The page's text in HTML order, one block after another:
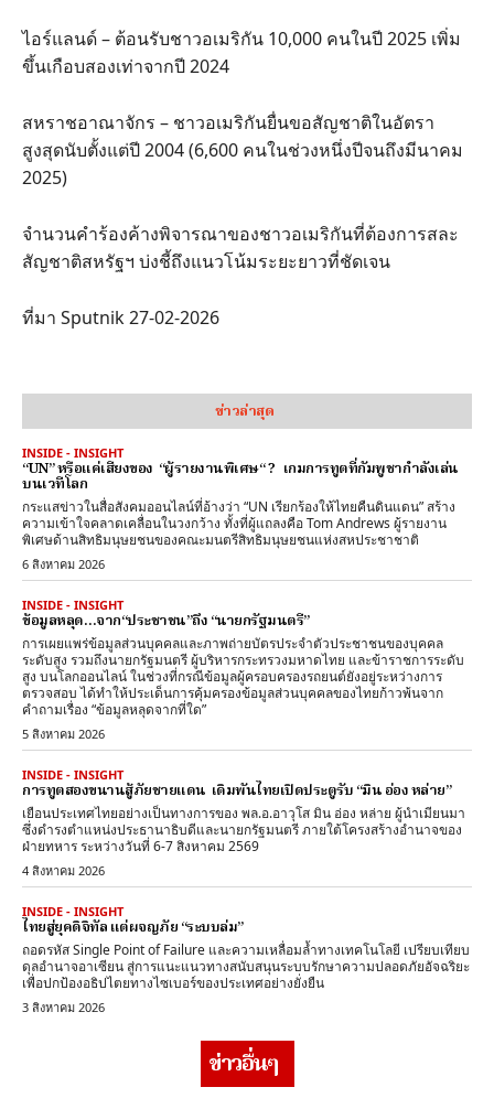
ไอร์แลนด์ – ต้อนรับชาวอเมริกัน 10,000 คนในปี 2025 เพิ่ม
ขึ้นเกือบสองเท่าจากปี 2024
สหราชอาณาจักร – ชาวอเมริกันยื่นขอสัญชาติในอัตรา
สูงสุดนับตั้งแต่ปี 2004 (6,600 คนในช่วงหนึ่งปีจนถึงมีนาคม
2025)
จำนวนคำร้องค้างพิจารณาของชาวอเมริกันที่ต้องการสละ
สัญชาติสหรัฐฯ บ่งชี้ถึงแนวโน้มระยะยาวที่ชัดเจน
ที่มา Sputnik 27-02-2026
ข่าวล่าสุด
INSIDE - INSIGHT
“UN” หรือแค่เสียงของ “ผู้รายงานพิเศษ“ ? เกมการทูตที่กัมพูชากำลังเล่น
บนเวทีโลก
กระแสข่าวในสื่อสังคมออนไลน์ที่อ้างว่า “UN เรียกร้องให้ไทยคืนดินแดน” สร้าง
ความเข้าใจคลาดเคลื่อนในวงกว้าง ทั้งที่ผู้แถลงคือ Tom Andrews ผู้รายงาน
พิเศษด้านสิทธิมนุษยชนของคณะมนตรีสิทธิมนุษยชนแห่งสหประชาชาติ
6 สิงหาคม 2026
INSIDE - INSIGHT
ข้อมูลหลุด…จาก“ประชาชน”ถึง “นายกรัฐมนตรี”
การเผยแพร่ข้อมูลส่วนบุคคลและภาพถ่ายบัตรประจำตัวประชาชนของบุคคล
ระดับสูง รวมถึงนายกรัฐมนตรี ผู้บริหารกระทรวงมหาดไทย และข้าราชการระดับ
สูง บนโลกออนไลน์ ในช่วงที่กรณีข้อมูลผู้ครอบครองรถยนต์ยังอยู่ระหว่างการ
ตรวจสอบ ได้ทำให้ประเด็นการคุ้มครองข้อมูลส่วนบุคคลของไทยก้าวพ้นจาก
คำถามเรื่อง “ข้อมูลหลุดจากที่ใด”
5 สิงหาคม 2026
INSIDE - INSIGHT
การทูตสองขนานสู้ภัยชายแดน เดิมพันไทยเปิดประตูรับ “มิน อ่อง หล่าย”
เยือนประเทศไทยอย่างเป็นทางการของ พล.อ.อาวุโส มิน อ่อง หล่าย ผู้นำเมียนมา
ซึ่งดำรงตำแหน่งประธานาธิบดีและนายกรัฐมนตรี ภายใต้โครงสร้างอำนาจของ
ฝ่ายทหาร ระหว่างวันที่ 6-7 สิงหาคม 2569
4 สิงหาคม 2026
INSIDE - INSIGHT
ไทยสู่ยุคดิจิทัล แต่ผจญภัย “ระบบล่ม”
ถอดรหัส Single Point of Failure และความเหลื่อมล้ำทางเทคโนโลยี เปรียบเทียบ
ดุลอำนาจอาเซียน สู่การแนะแนวทางสนับสนุนระบบรักษาความปลอดภัยอัจฉริยะ
เพื่อปกป้องอธิปไตยทางไซเบอร์ของประเทศอย่างยั่งยืน
3 สิงหาคม 2026
ข่าวอื่นๆ